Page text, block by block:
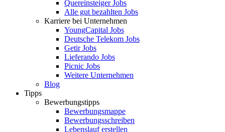
Quereinsteiger Jobs
Alle gut bezahlten Jobs
Karriere bei Unternehmen
YoungCapital Jobs
Deutsche Telekom Jobs
Getir Jobs
Lieferando Jobs
Picnic Jobs
Weitere Unternehmen
Blog
Tipps
Bewerbungstipps
Bewerbungsmappe
Bewerbungsschreiben
Lebenslauf erstellen